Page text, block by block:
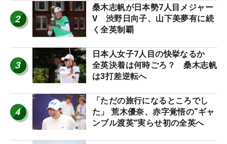
2
桑木志帆が日本勢7人目メジャー
V 渋野日向子、山下美夢有に続
く全英制覇
3
日本人女子7人目の快挙なるか
全英決着は何時ごろ？ 桑木志帆
は3打差逆転へ
4
「ただの旅行になるところでし
た」 荒木優奈、赤字覚悟の“ギャ
ンブル渡英”実らせ初の全英へ